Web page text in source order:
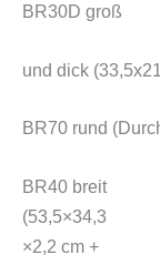
BR30D groß
und dick
BR70 rund
BR40 breit
(53,5×34,3
×2,2 cm +